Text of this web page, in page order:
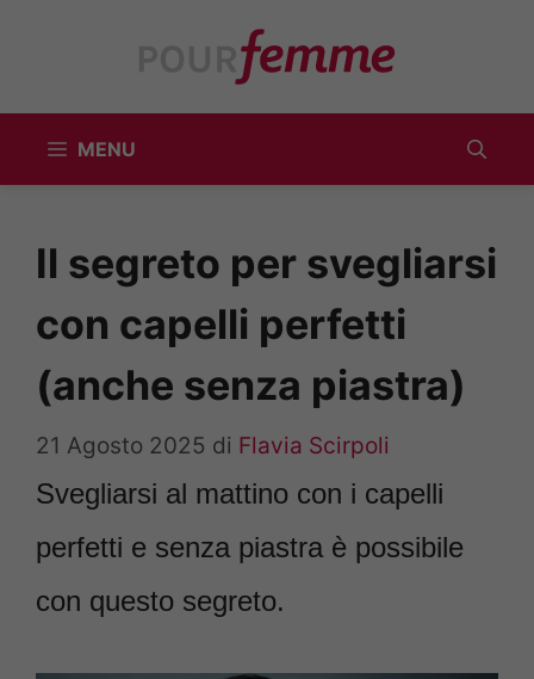
MENU
Il segreto per svegliarsi
con capelli perfetti
(anche senza piastra)
21 Agosto 2025 di Flavia Scirpoli
Svegliarsi al mattino con i capelli
perfetti e senza piastra è possibile
con questo segreto.